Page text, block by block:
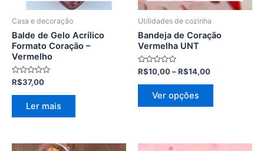
Casa e decoração
Balde de Gelo Acrílico
Formato Coração –
Vermelho
Avaliação
0
de
R$37,00
Ler mais
Utilidades de cozinha
Bandeja de Coração
Vermelha UNT
Avaliação
0
de
R$10,00–R$14,00
Ver opções
escolhidas
produto